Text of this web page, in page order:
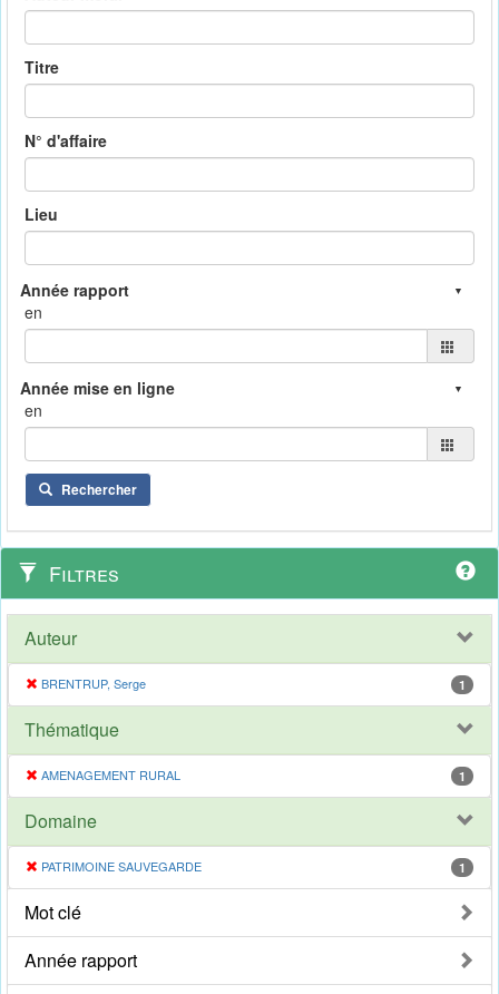
Titre
N° d'affaire
Lieu
en
en
Rechercher
Filtres
Auteur
BRENTRUP, Serge 1
Thématique
AMENAGEMENT RURAL 1
Domaine
PATRIMOINE SAUVEGARDE 1
Mot clé
Année rapport